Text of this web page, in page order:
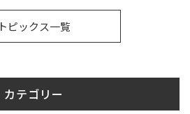
トピックス一覧
カテゴリー